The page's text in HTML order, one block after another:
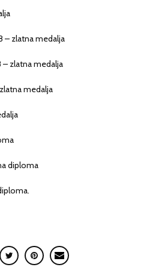
– zlatna medalja
– zlatna medalja
medalja
diploma